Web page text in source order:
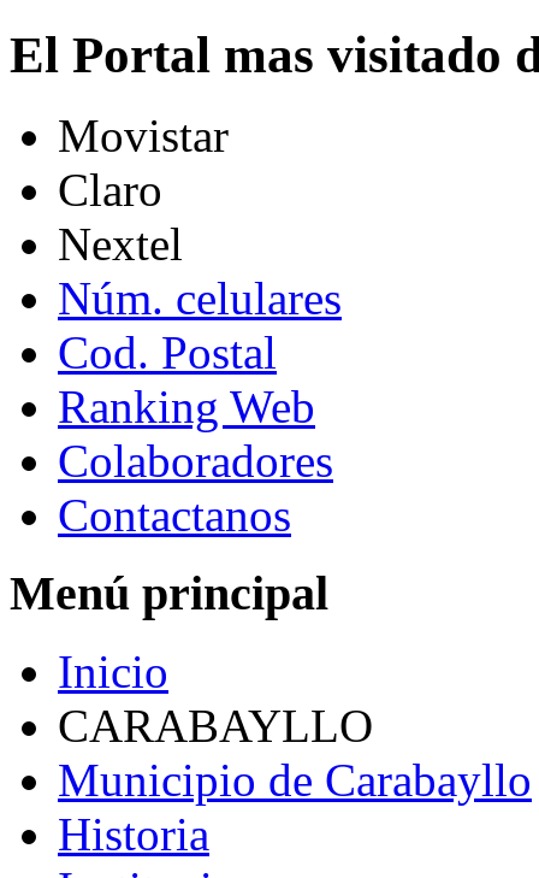
El Portal mas visitado
Movistar
Claro
Nextel
Núm. celulares
Cod. Postal
Ranking Web
Colaboradores
Contactanos
Menú principal
Inicio
CARABAYLLO
Municipio de Carabayllo
Historia